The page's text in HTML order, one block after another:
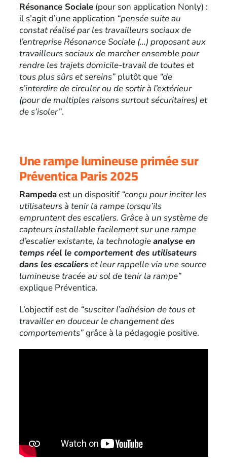
Résonance Sociale(pour son application Nonly) :
il s’agit d’une application “pensée suite au
constat réalisé par les travailleurs sociaux de
l’entreprise Résonance Sociale (…) proposant aux
travailleurs sociaux de marcher ensemble pour
rendre les trajets domicile-travail de toutes et
tous plus sûrs et sereins”plutôt que “de
s’interdire de circuler ou de sortir à l’extérieur
(pour de multiples raisons surtout sécuritaires) et
de s’isoler”.
Une rampe lumineuse primée sur
Préventica Paris 2025
Rampedaest un dispositif “conçu pour inciter les
utilisateurs à tenir la rampe lorsqu’ils
empruntent des escaliers. Grâce à un système de
capteurs installable facilement sur une rampe
d’escalier existante, la technologieanalyse en
temps réel le comportement des utilisateurs
dans les escalierset leur rappelle via une source
lumineuse tracée au sol de tenir la rampe”
explique Préventica.
L’objectif est de “susciter l’adhésion de tous et
travailler en douceur le changement des
comportements”grâce à la pédagogie positive.